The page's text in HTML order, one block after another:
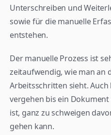
Unterschreiben und
sowie für die manuelle
entstehen.
Der manuelle Prozess ist
zeitaufwendig, wie man an
Arbeitsschritten sieht. Auch
vergehen bis ein
ist, ganz zu schweigen
gehen kann.